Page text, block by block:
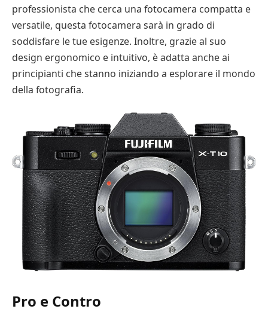
professionista che cerca una fotocamera compatta e
versatile, questa fotocamera sarà in grado di
soddisfare le tue esigenze. Inoltre, grazie al suo
design ergonomico e intuitivo, è adatta anche ai
principianti che stanno iniziando a esplorare il mondo
della fotografia.
Pro e Contro